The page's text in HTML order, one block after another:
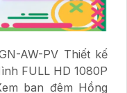
AW-PV Thiết kế
FULL HD 1080P
ban đêm Hồng